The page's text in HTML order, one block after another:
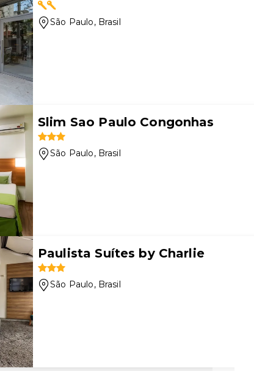
São Paulo, Brasil
Slim Sao Paulo Congonhas
São Paulo, Brasil
Paulista Suítes by Charlie
São Paulo, Brasil